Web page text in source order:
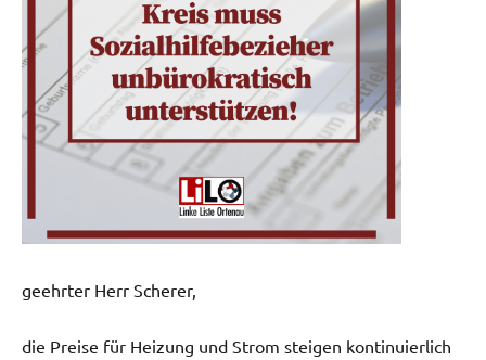
geehrter Herr Scherer,
die Preise für Heizung und Strom steigen kontinuierlich